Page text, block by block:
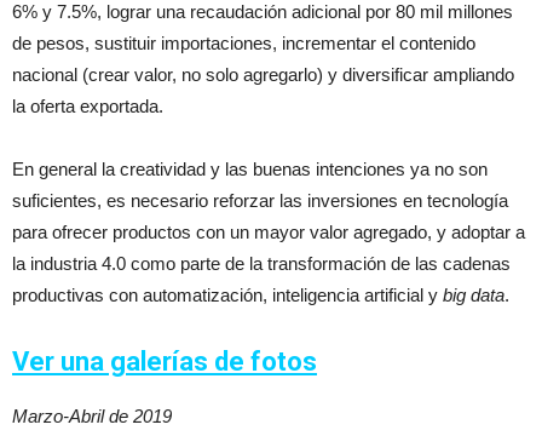
6% y 7.5%, lograr una recaudación adicional por 80 mil millones
de pesos, sustituir importaciones, incrementar el contenido
nacional (crear valor, no solo agregarlo) y diversificar ampliando
la oferta exportada.
En general la creatividad y las buenas intenciones ya no son
suficientes, es necesario reforzar las inversiones en tecnología
para ofrecer productos con un mayor valor agregado, y adoptar a
la industria 4.0 como parte de la transformación de las cadenas
productivas con automatización, inteligencia artificial y big data.
Ver una galerías de fotos
Marzo-Abril de 2019